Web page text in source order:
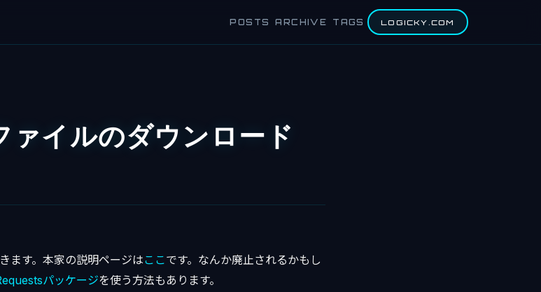
POSTS ARCHIVE TAGS LOGICKY.COM
イルのダウンロード
す。本家の説明ページは ここです。なんか廃止されるかもし
パッケージを使う方法もあります。